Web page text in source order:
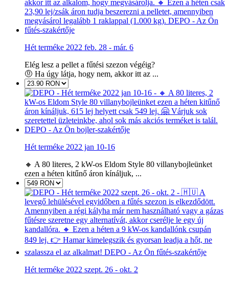
Hét terméke 2022 feb. 28 - már. 6
Elég lesz a pellet a fűtési szezon végéig?
🤨 Ha úgy látja, hogy nem, akkor itt az ...
Hét terméke 2022 jan 10-16
🔸 A 80 literes, 2 kW-os Eldom Style 80 villanybojleünket
ezen a héten kitűnő áron kínáljuk, ...
Hét terméke 2022 szept. 26 - okt. 2